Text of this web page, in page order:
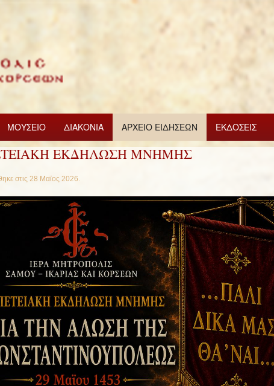
ΜΟΥΣΕΙΟ ΔΙΑΚΟΝΙΑ ΑΡΧΕΙΟ ΕΙΔΗΣΕΩΝ ΕΚΔΟΣΕΙΣ
ΕΚΔΗΛΩΣΗ ΜΝΗΜΗΣ
στις 28 Μαϊος 2026.